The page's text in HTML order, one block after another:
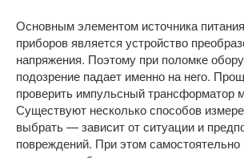
Основным элементом источника
приборов является устройство
напряжения. Поэтому при поломке
подозрение падает именно на него.
проверить импульсный трансформатор
Существуют несколько способов
выбрать — зависит от ситуации и
повреждений. При этом